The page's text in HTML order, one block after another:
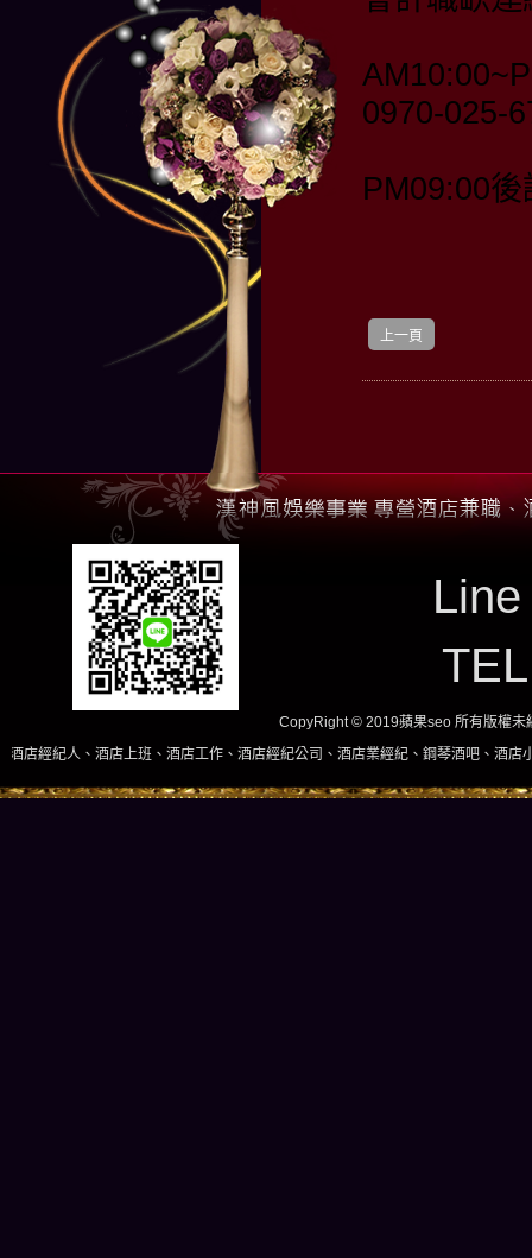
0970-025-
PM09:00
上一頁
CopyRight © 2019蘋果seo 所有版權未
上班、酒店工作、酒店經紀公司、酒店業經紀、鋼琴酒吧、酒店小姐、酒店